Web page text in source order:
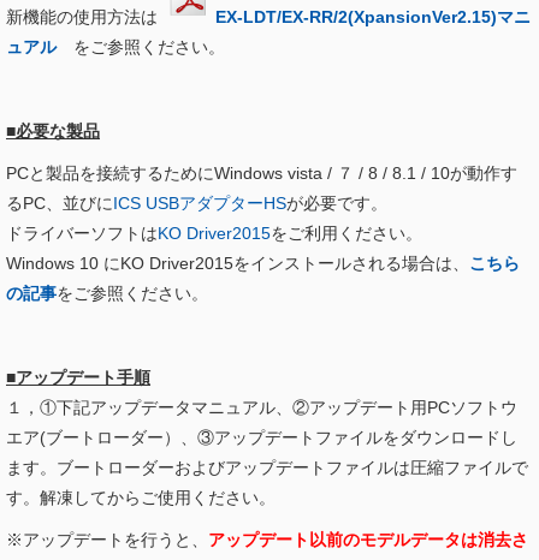
新機能の使用方法は
EX-LDT/EX-RR/2(XpansionVer2.15)マニ
ュアルをご参照ください。
■必要な製品
PCと製品を接続するためにWindows vista / ７ / 8 / 8.1 / 10が動作す
るPC、並びにICS USBアダプターHSが必要です。
ドライバーソフトはKO Driver2015をご利用ください。
Windows 10 にKO Driver2015をインストールされる場合は、 こちら
の記事をご参照ください。
■アップデート手順
１，①下記アップデータマニュアル、②アップデート用PCソフトウ
エア(ブートローダー）、③アップデートファイルをダウンロードし
ます。ブートローダーおよびアップデートファイルは圧縮ファイルで
す。解凍してからご使用ください。
※アップデートを行うと、 アップデート以前のモデルデータは消去さ